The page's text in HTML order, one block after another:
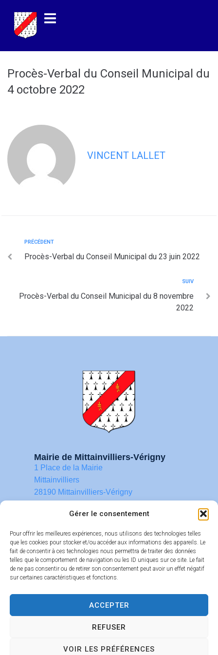
Gérer le consentement
Pour offrir les meilleures expériences, nous utilisons des technologies telles
que les cookies pour stocker et/ou accéder aux informations des appareils. Le
fait de consentir à ces technologies nous permettra de traiter des données
telles que le comportement de navigation ou les ID uniques sur ce site. Le fait
de ne pas consentir ou de retirer son consentement peut avoir un effet négatif
sur certaines caractéristiques et fonctions.
ACCEPTER
REFUSER
VOIR LES PRÉFÉRENCES
principal
Procès-Verbal du Conseil Municipal du
4 octobre 2022
VINCENT LALLET
PRÉCÉDENT
Procès-Verbal du Conseil Municipal du 23 juin 2022
SUIV
Procès-Verbal du Conseil Municipal du 8 novembre
2022
Mairie de Mittainvilliers-Vérigny
1 Place de la Mairie
Mittainvilliers
28190 Mittainvilliers-Vérigny
02 37 22 48 06
Horaires d’ouverture
Lundi : 14h-18h
Mardi : 14h-19h
Confidentialité Mentions légales